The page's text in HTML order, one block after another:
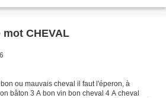
CHEVAL
ou mauvais cheval il faut l'éperon, à
bâton 3 A bon vin bon cheval 4 A cheval